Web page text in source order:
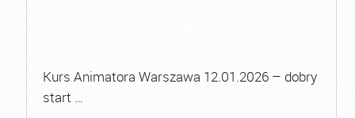
Kurs Animatora Warszawa 12.01.2026 – dobry
start …